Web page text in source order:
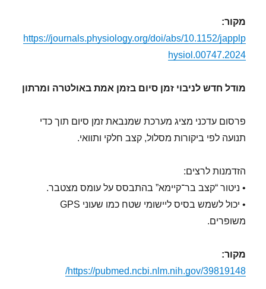
מקור:
https://journals.physiology.org/doi/abs/10.1152/japplp
hysiol.00747.2024
מודל חדש לניבוי זמן סיום בזמן אמת באולטרה ומרתון
פרסום עדכני מציג מערכת שמנבאת זמן סיום תוך כדי
תנועה לפי ביקורות מסלול, קצב חלקי ותוואי.
הזדמנות לרצים:
• ניטור “קצב בר־קיימא” בהתבסס על עומס מצטבר.
• יכול לשמש בסיס ליישומי שטח כמו שעוני GPS
משופרים.
מקור:
https://pubmed.ncbi.nlm.nih.gov/39819148/